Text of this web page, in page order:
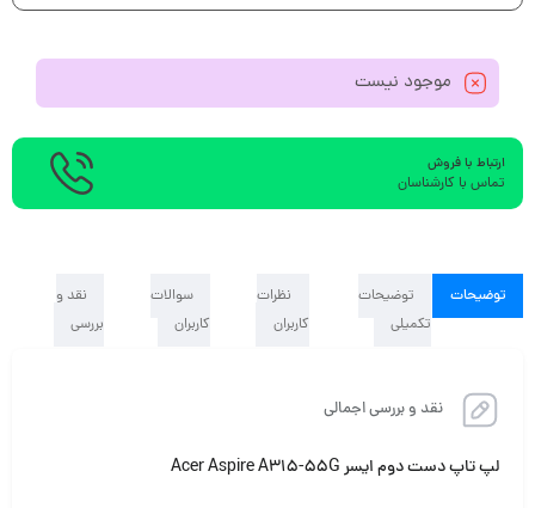
موجود نیست
ارتباط با فروش
تماس با کارشناسان
توضیحات
توضیحات
تکمیلی
نظرات
کاربران
سوالات
کاربران
نقد و
بررسی
نقد و بررسی اجمالی
لپ تاپ دست دوم ایسر Acer Aspire A315-55G